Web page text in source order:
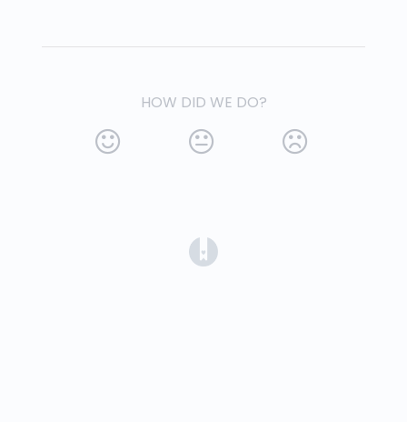
HOW DID WE DO?